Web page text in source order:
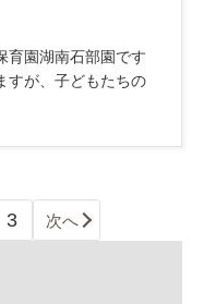
育園湖南石部園です
すが、子どもたちの
3 次へ